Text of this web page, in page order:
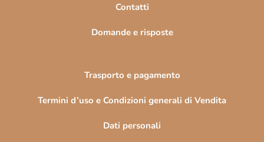
o
Contatti
Domande e risposte
Trasporto e pagamento
Termini d’uso e Condizioni generali di Vendita
Dati personali